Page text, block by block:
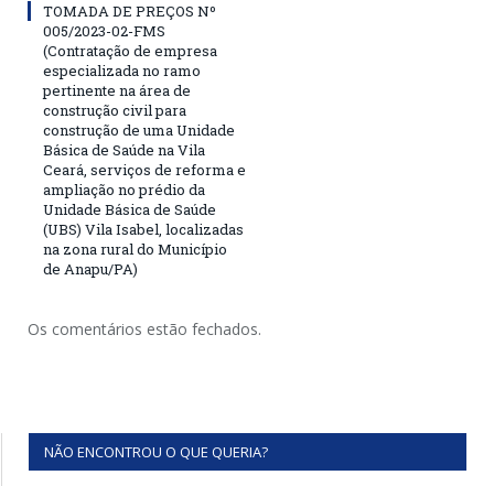
TOMADA DE PREÇOS Nº
005/2023-02-FMS
(Contratação de empresa
especializada no ramo
pertinente na área de
construção civil para
construção de uma Unidade
Básica de Saúde na Vila
Ceará, serviços de reforma e
ampliação no prédio da
Unidade Básica de Saúde
(UBS) Vila Isabel, localizadas
na zona rural do Município
de Anapu/PA)
Os comentários estão fechados.
NÃO ENCONTROU O QUE QUERIA?